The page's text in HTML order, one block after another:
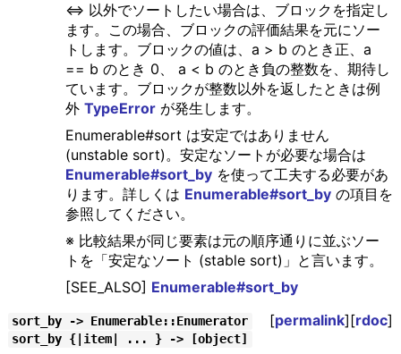
<=> 以外でソートしたい場合は、ブロックを指定し
ます。この場合、ブロックの評価結果を元にソー
トします。ブロックの値は、a > b のとき正、a
== b のとき 0、 a < b のとき負の整数を、期待し
ています。ブロックが整数以外を返したときは例
外 TypeErrorが発生します。
Enumerable#sort は安定ではありません
(unstable sort)。安定なソートが必要な場合は
Enumerable#sort_byを使って工夫する必要があ
ります。詳しくは Enumerable#sort_byの項目を
参照してください。
※ 比較結果が同じ要素は元の順序通りに並ぶソー
トを「安定なソート (stable sort)」と言います。
[SEE_ALSO] Enumerable#sort_by
sort_by -> Enumerable::Enumerator [permalink][rdoc]
sort_by {|item| ... } -> [object]